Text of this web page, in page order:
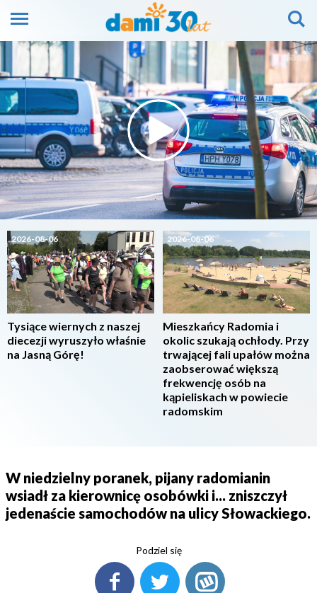
2026-08-06
Tysiące wiernych z naszej
diecezji wyruszyło właśnie
na Jasną Górę!
2026-08-06
Mieszkańcy Radomia i
okolic szukają ochłody. Przy
trwającej fali upałów można
zaobserować większą
frekwencję osób na
kąpieliskach w powiecie
radomskim
W niedzielny poranek, pijany radomianin
wsiadł za kierownicę osobówki i... zniszczył
jedenaście samochodów na ulicy Słowackiego.
Podziel się